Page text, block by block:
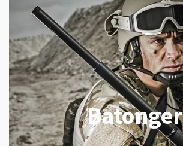
Batonger